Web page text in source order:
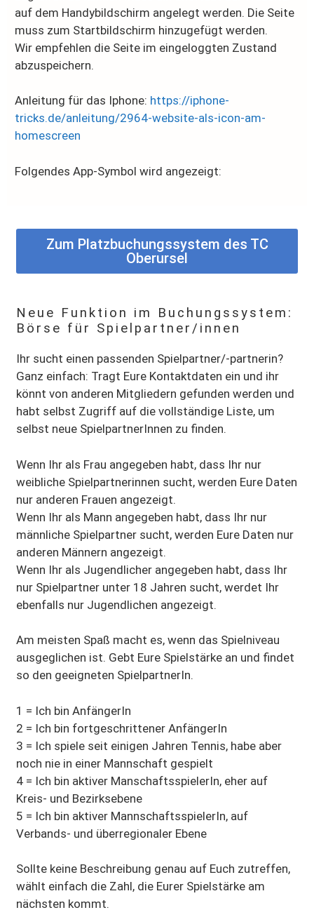
auf dem Handybildschirm angelegt werden. Die Seite
muss zum Startbildschirm hinzugefügt werden.
Wir empfehlen die Seite im eingeloggten Zustand
abzuspeichern.
Anleitung für das Iphone: https://iphone-
tricks.de/anleitung/2964-website-als-icon-am-
homescreen
Folgendes App-Symbol wird angezeigt:
Zum Platzbuchungssystem des TC
Oberursel
Neue Funktion im Buchungssystem:
Börse für Spielpartner/innen
Ihr sucht einen passenden Spielpartner/-partnerin?
Ganz einfach: Tragt Eure Kontaktdaten ein und ihr
könnt von anderen Mitgliedern gefunden werden und
habt selbst Zugriff auf die vollständige Liste, um
selbst neue SpielpartnerInnen zu finden.
Wenn Ihr als Frau angegeben habt, dass Ihr nur
weibliche Spielpartnerinnen sucht, werden Eure Daten
nur anderen Frauen angezeigt.
Wenn Ihr als Mann angegeben habt, dass Ihr nur
männliche Spielpartner sucht, werden Eure Daten nur
anderen Männern angezeigt.
Wenn Ihr als Jugendlicher angegeben habt, dass Ihr
nur Spielpartner unter 18 Jahren sucht, werdet Ihr
ebenfalls nur Jugendlichen angezeigt.
Am meisten Spaß macht es, wenn das Spielniveau
ausgeglichen ist. Gebt Eure Spielstärke an und findet
so den geeigneten SpielpartnerIn.
1 = Ich bin AnfängerIn
2 = Ich bin fortgeschrittener AnfängerIn
3 = Ich spiele seit einigen Jahren Tennis, habe aber
noch nie in einer Mannschaft gespielt
4 = Ich bin aktiver ManschaftsspielerIn, eher auf
Kreis- und Bezirksebene
5 = Ich bin aktiver MannschaftsspielerIn, auf
Verbands- und überregionaler Ebene
Sollte keine Beschreibung genau auf Euch zutreffen,
wählt einfach die Zahl, die Eurer Spielstärke am
nächsten kommt.